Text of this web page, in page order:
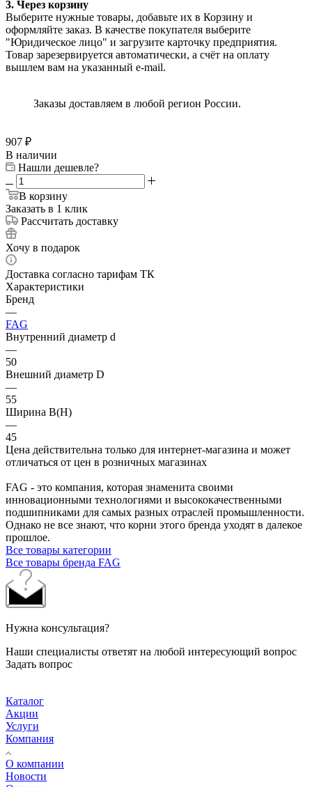
3. Через корзину
Выберите нужные товары, добавьте их в Корзину и
оформляйте заказ. В качестве покупателя выберите
"Юридическое лицо" и загрузите карточку предприятия.
Товар зарезервируется автоматически, а счёт на оплату
вышлем вам на указанный e-mail.
Заказы доставляем в любой регион России.
907 ₽
В наличии
Нашли дешевле?
В корзину
Заказать в 1 клик
Рассчитать доставку
Хочу в подарок
Доставка согласно тарифам ТК
Характеристики
Бренд
—
FAG
Внутренний диаметр d
—
50
Внешний диаметр D
—
55
Ширина B(H)
—
45
Цена действительна только для интернет-магазина и может
отличаться от цен в розничных магазинах
FAG - это компания, которая знаменита своими
инновационными технологиями и высококачественными
подшипниками для самых разных отраслей промышленности.
Однако не все знают, что корни этого бренда уходят в далекое
прошлое.
Все товары категории
Все товары бренда FAG
Нужна консультация?
Наши специалисты ответят на любой интересующий вопрос
Задать вопрос
Каталог
Акции
Услуги
Компания
О компании
Новости